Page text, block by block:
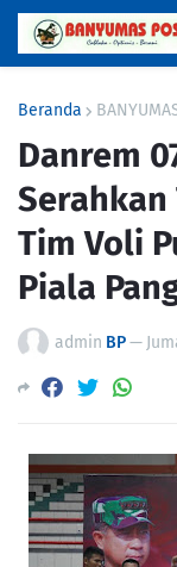
Beranda
Danrem
Serahkan
Tim Voli
Piala
admin BP—